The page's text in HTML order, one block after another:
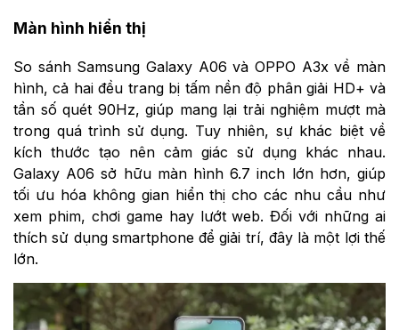
Màn hình hiển thị
So sánh Samsung Galaxy A06 và OPPO A3x về màn
hình, cả haiđều trang bị tấm nền độ phân giải HD+ và
tần số quét 90Hz, giúp mang lại trải nghiệm mượt mà
trong quá trình sử dụng. Tuy nhiên, sự khác biệt về
kích thước tạo nên cảm giác sử dụng khác nhau.
Galaxy A06 sở hữu màn hình 6.7 inch lớn hơn, giúp
tối ưu hóa không gian hiển thị cho các nhu cầu như
xem phim, chơi game hay lướt web. Đối với những ai
thích sử dụng smartphone để giải trí, đây là một lợi thế
lớn.